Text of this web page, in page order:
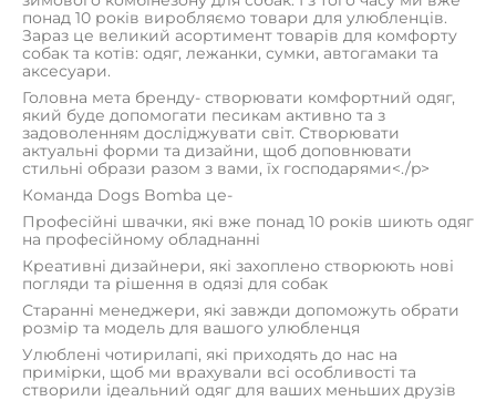
понад 10 років виробляємо товари для улюбленців.
Зараз це великий асортимент товарів для комфорту
собак та котів: одяг, лежанки, сумки, автогамаки та
аксесуари.
Головна мета бренду- створювати комфортний одяг,
який буде допомогати песикам активно та з
задоволенням досліджувати світ. Створювати
актуальні форми та дизайни, щоб доповнювати
стильні образи разом з вами, їх господарями<./p>
Команда Dogs Bomba це-
Професійні швачки, які вже понад 10 років шиють одяг
на професійному обладнанні
Креативні дизайнери, які захоплено створюють нові
погляди та рішення в одязі для собак
Старанні менеджери, які завжди допоможуть обрати
розмір та модель для вашого улюбленця
Улюблені чотирилапі, які приходять до нас на
примірки, щоб ми врахували всі особливості та
створили ідеальний одяг для ваших меньших друзів